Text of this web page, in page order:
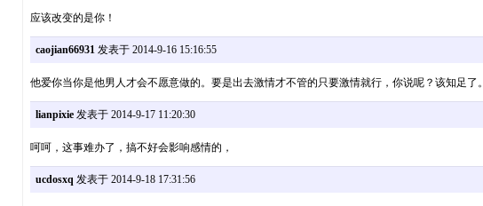
应该改变的是你！
caojian66931发表于 2014-9-16 15:16:55
他爱你当你是他男人才会不愿意做的。要是出去激情才不管的只要激情就行，你说呢？该知足了。
lianpixie发表于 2014-9-17 11:20:30
呵呵，这事难办了，搞不好会影响感情的，
ucdosxq 发表于 2014-9-18 17:31:56